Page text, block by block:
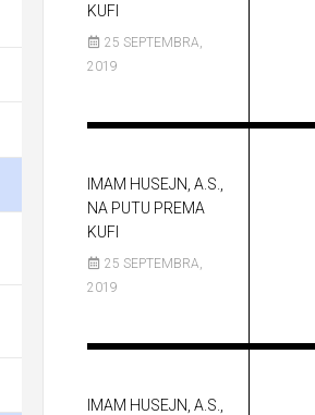
KUFI
25 SEPTEMBRA,
2019
IMAM HUSEJN, A.S.,
NA PUTU PREMA
KUFI
25 SEPTEMBRA,
2019
IMAM HUSEJN, A.S.,